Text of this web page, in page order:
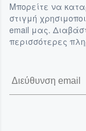
Μπορείτε να
στιγμή
email μας.
περισσότερες